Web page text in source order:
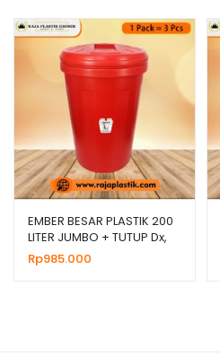
EMBER BESAR PLASTIK 200
LITER JUMBO + TUTUP Dx,
HARGA GROSIR
Rp985.000